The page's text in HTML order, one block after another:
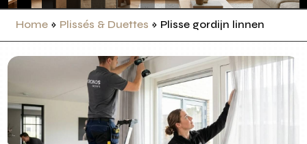
Home» Plissés & Duettes » Plisse gordijn linnen